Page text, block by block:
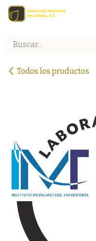
Ir al contenido
Todos los productos